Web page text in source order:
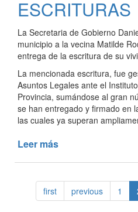
ESCRITURAS
La Secretaria de Gobierno
municipio a la vecina Matilde
entrega de la escritura de su
La mencionada escritura, fue
Asuntos Legales ante el
Provincia, sumándose al gran
se han entregado y firmado en
las cuales ya superan
Leer más
ENTREGAS
DE
first previous 1